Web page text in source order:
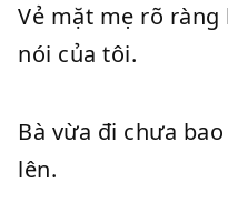
Vẻ mặt mẹ rõ
nói của tôi.
Bà vừa đi chưa
lên.